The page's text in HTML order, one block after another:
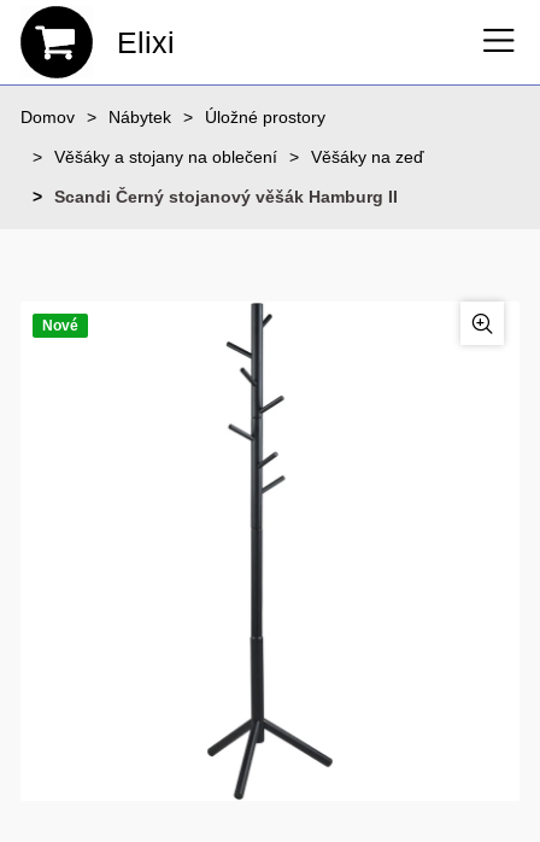
Elixi
Domov Nábytek Úložné prostory
Věšáky a stojany na oblečení Věšáky na zeď
Scandi Černý stojanový věšák Hamburg II
Nové